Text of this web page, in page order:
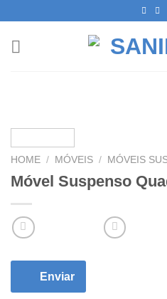
content
HOME / MÓVEIS / MÓVEIS
Móvel Suspenso
Enviar